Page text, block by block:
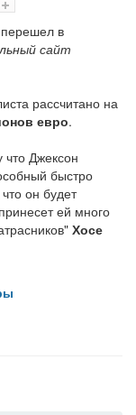
перешел в
сайт
рассчитано на
евро.
Джексон
быстро
он будет
ей много
Хосе